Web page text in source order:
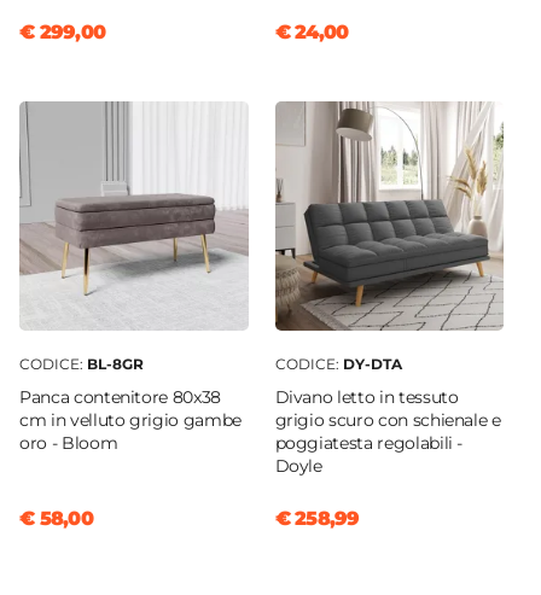
€ 299,00 € 24,00
CODICE: BL-8GR
Panca contenitore 80x38
cm in velluto grigio gambe
oro - Bloom
€ 58,00
CODICE: DY-DTA
Divano letto in tessuto
grigio scuro con schienale e
poggiatesta regolabili -
Doyle
€ 258,99